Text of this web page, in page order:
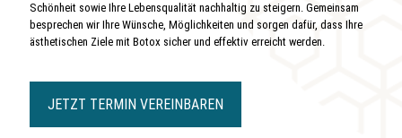
Schönheit sowie Ihre Lebensqualität nachhaltig zu steigern. Gemeinsam
besprechen wir Ihre Wünsche, Möglichkeiten und sorgen dafür, dass Ihre
ästhetischen Ziele mit Botox sicher und effektiv erreicht werden.
JETZT TERMIN VEREINBAREN